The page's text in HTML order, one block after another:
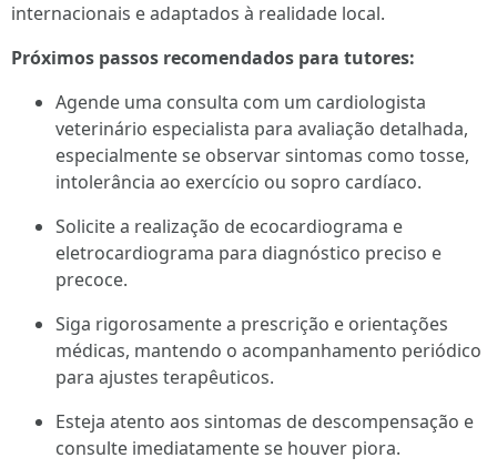
internacionais e adaptados à realidade local.
Próximos passos recomendados para tutores:
Agende uma consulta com um cardiologista
veterinário especialista para avaliação detalhada,
especialmente se observar sintomas como tosse,
intolerância ao exercício ou sopro cardíaco.
Solicite a realização de ecocardiograma e
eletrocardiograma para diagnóstico preciso e
precoce.
Siga rigorosamente a prescrição e orientações
médicas, mantendo o acompanhamento periódico
para ajustes terapêuticos.
Esteja atento aos sintomas de descompensação e
consulte imediatamente se houver piora.